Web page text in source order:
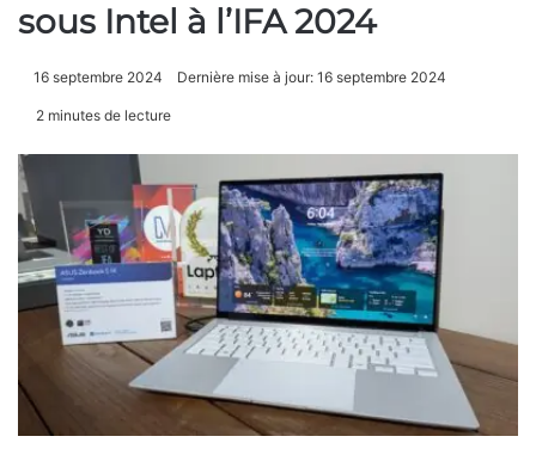
sous Intel à l’IFA 2024
16 septembre 2024 Dernière mise à jour: 16 septembre 2024
2 minutes de lecture